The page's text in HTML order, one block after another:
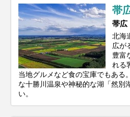
帯
帯広
北海
広が
豊富
れる
当地グルメなど食の宝庫でもある
な十勝川温泉や神秘的な湖「然別
い。